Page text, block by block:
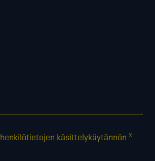
henkilötietojen käsittelykäytännön *